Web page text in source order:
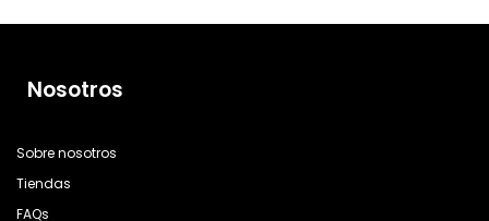
Nosotros
Sobre nosotros
Tiendas
FAQs